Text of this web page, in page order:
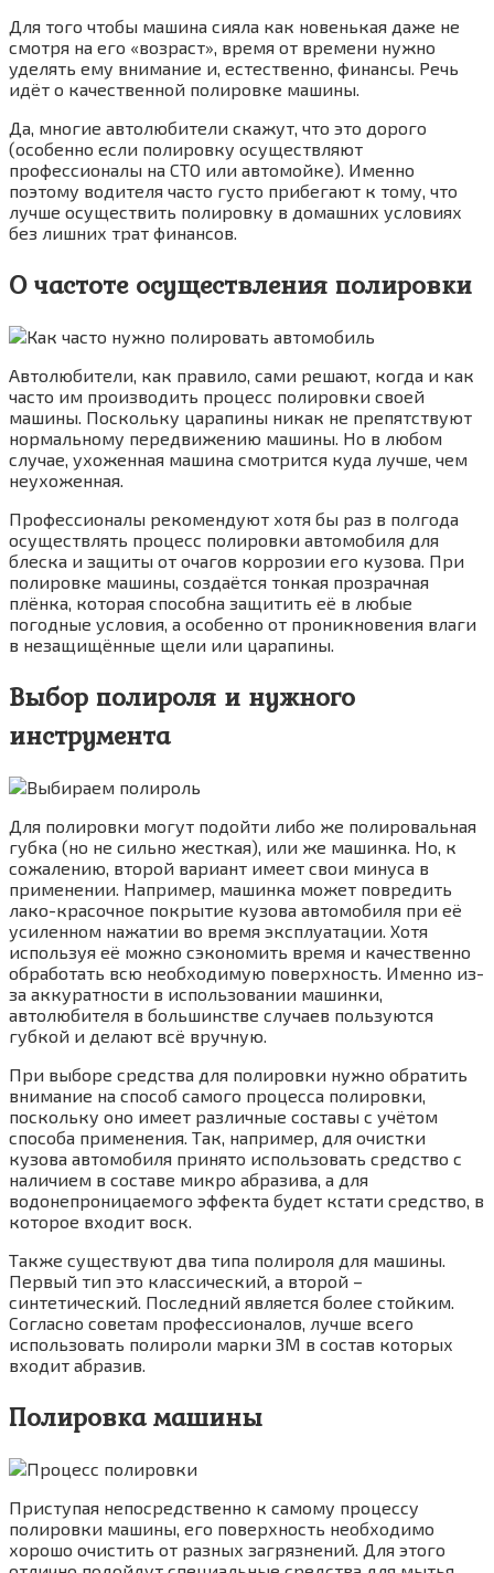
Для того чтобы машина сияла как новенькая даже не
смотря на его «возраст», время от времени нужно
уделять ему внимание и, естественно, финансы. Речь
идёт о качественной полировке машины.
Да, многие автолюбители скажут, что это дорого
(особенно если полировку осуществляют
профессионалы на СТО или автомойке). Именно
поэтому водителя часто густо прибегают к тому, что
лучше осуществить полировку в домашних условиях
без лишних трат финансов.
О частоте осуществления полировки
Автолюбители, как правило, сами решают, когда и как
часто им производить процесс полировки своей
машины. Поскольку царапины никак не препятствуют
нормальному передвижению машины. Но в любом
случае, ухоженная машина смотрится куда лучше, чем
неухоженная.
Профессионалы рекомендуют хотя бы раз в полгода
осуществлять процесс полировки автомобиля для
блеска и защиты от очагов коррозии его кузова. При
полировке машины, создаётся тонкая прозрачная
плёнка, которая способна защитить её в любые
погодные условия, а особенно от проникновения влаги
в незащищённые щели или царапины.
Выбор полироля и нужного
инструмента
Для полировки могут подойти либо же полировальная
губка (но не сильно жесткая), или же машинка. Но, к
сожалению, второй вариант имеет свои минуса в
применении. Например, машинка может повредить
лако-красочное покрытие кузова автомобиля при её
усиленном нажатии во время эксплуатации. Хотя
используя её можно сэкономить время и качественно
обработать всю необходимую поверхность. Именно из-
за аккуратности в использовании машинки,
автолюбителя в большинстве случаев пользуются
губкой и делают всё вручную.
При выборе средства для полировки нужно обратить
внимание на способ самого процесса полировки,
поскольку оно имеет различные составы с учётом
способа применения. Так, например, для очистки
кузова автомобиля принято использовать средство с
наличием в составе микро абразива, а для
водонепроницаемого эффекта будет кстати средство, в
которое входит воск.
Также существуют два типа полироля для машины.
Первый тип это классический, а второй –
синтетический. Последний является более стойким.
Согласно советам профессионалов, лучше всего
использовать полироли марки 3М в состав которых
входит абразив.
Полировка машины
Приступая непосредственно к самому процессу
полировки машины, его поверхность необходимо
хорошо очистить от разных загрязнений. Для этого